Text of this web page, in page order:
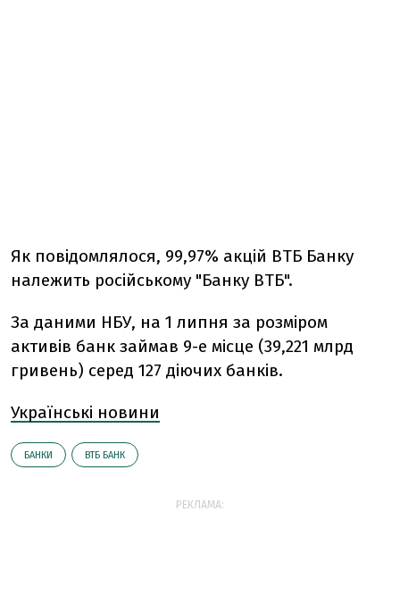
Як повідомлялося, 99,97% акцій ВТБ Банку
належить російському "Банку ВТБ".
За даними НБУ, на 1 липня за розміром
активів банк займав 9-е місце (39,221 млрд
гривень) серед 127 діючих банків.
Українські новини
БАНКИ ВТБ БАНК
РЕКЛАМА: